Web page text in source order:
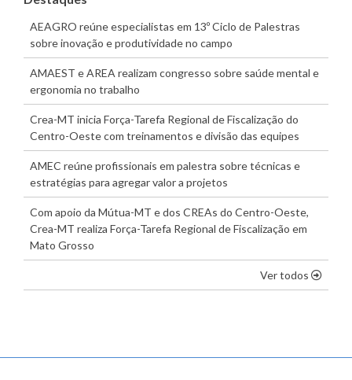
AEAGRO reúne especialistas em 13º Ciclo de Palestras
sobre inovação e produtividade no campo
AMAEST e AREA realizam congresso sobre saúde mental e
ergonomia no trabalho
Crea-MT inicia Força-Tarefa Regional de Fiscalização do
Centro-Oeste com treinamentos e divisão das equipes
AMEC reúne profissionais em palestra sobre técnicas e
estratégias para agregar valor a projetos
Com apoio da Mútua-MT e dos CREAs do Centro-Oeste,
Crea-MT realiza Força-Tarefa Regional de Fiscalização em
Mato Grosso
Ver todos os